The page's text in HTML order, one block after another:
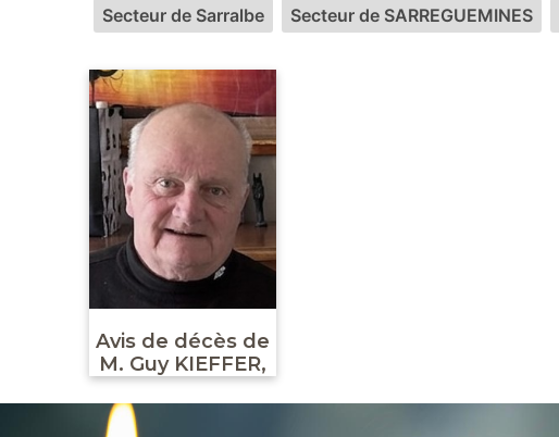
Secteur de Sarralbe
Secteur de SARREGUEMINES
Avis de décès de
M. Guy KIEFFER,